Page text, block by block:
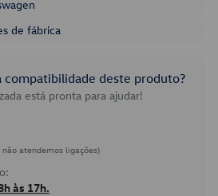
de fábrica
compatibilidade deste produto?
está pronta para ajudar!
atendemos ligações)
às 17h.